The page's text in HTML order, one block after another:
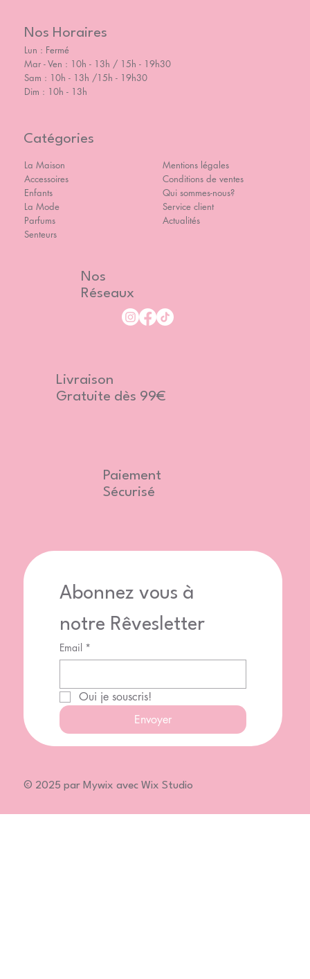
Nos Horaires
Lun : Fermé
Mar - Ven : 10h - 13h / 15h - 19h30
Sam : 10h - 13h /15h - 19h30
Dim : 10h - 13h
Catégories
La Maison
Accessoires
Enfants
La Mode
Parfums
Senteurs
Mentions légales
Conditions de ventes
Qui sommes-nous?
Service client
Actualités
Abonnez vous à
notre Rêvesletter
Email *
Oui je souscris!
Envoyer
Nos
Réseaux
Livraison
Gratuite dès 99€
Paiement
Sécurisé
© 2025 par Mywix avec Wix Studio